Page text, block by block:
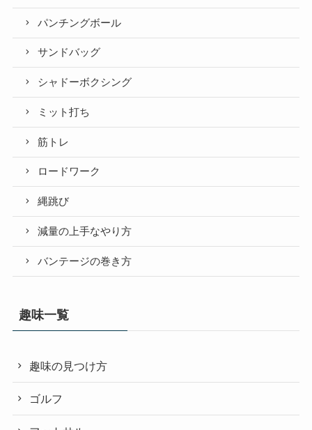
パンチングボール
サンドバッグ
シャドーボクシング
ミット打ち
筋トレ
ロードワーク
縄跳び
減量の上手なやり方
バンテージの巻き方
趣味一覧
趣味の見つけ方
ゴルフ